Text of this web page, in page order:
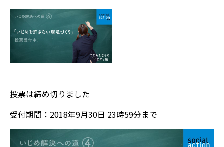
投票は締め切りました
受付期間：2018年9月30日 23時59分まで